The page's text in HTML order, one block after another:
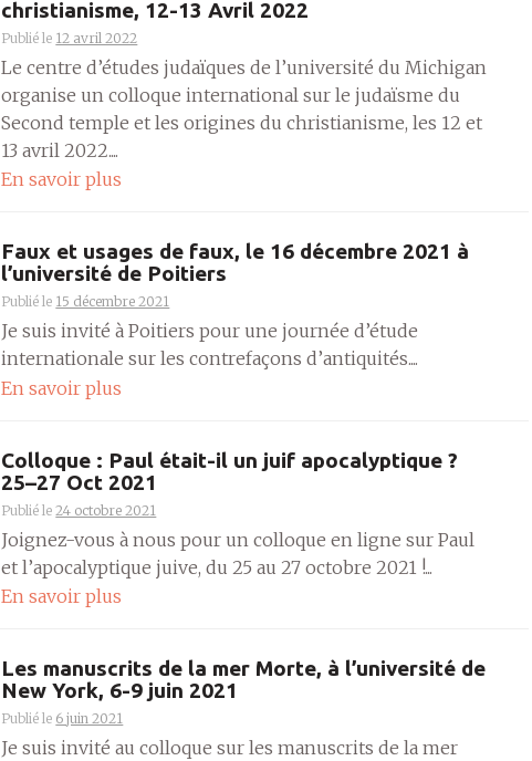
christianisme, 12-13 Avril 2022
Publié le 12 avril 2022
Le centre d’études judaïques de l’université du Michigan
organise un colloque international sur le judaïsme du
Second temple et les origines du christianisme, les 12 et
13 avril 2022....
En savoir plus
Faux et usages de faux, le 16 décembre 2021 à
l’université de Poitiers
Publié le 15 décembre 2021
Je suis invité à Poitiers pour une journée d’étude
internationale sur les contrefaçons d’antiquités....
En savoir plus
Colloque : Paul était-il un juif apocalyptique ?
25–27 Oct 2021
Publié le24 octobre 2021
Joignez-vous à nous pour un colloque en ligne sur Paul
et l’apocalyptique juive, du 25 au 27 octobre 2021 !...
En savoir plus
Les manuscrits de la mer Morte, à l’université de
New York, 6-9 juin 2021
Publié le 6 juin 2021
Je suis invité au colloque sur les manuscrits de la mer